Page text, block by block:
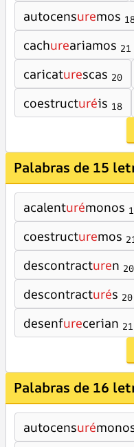
autocensuremos
cachureariamos 21
caricaturescas 20
coestructuréis 18
Palabras de 15
acalenturémonos
coestructuremos
descontracturen 20
descontracturés 20
desenfurecerian 21
Palabras de 16
autocensuré